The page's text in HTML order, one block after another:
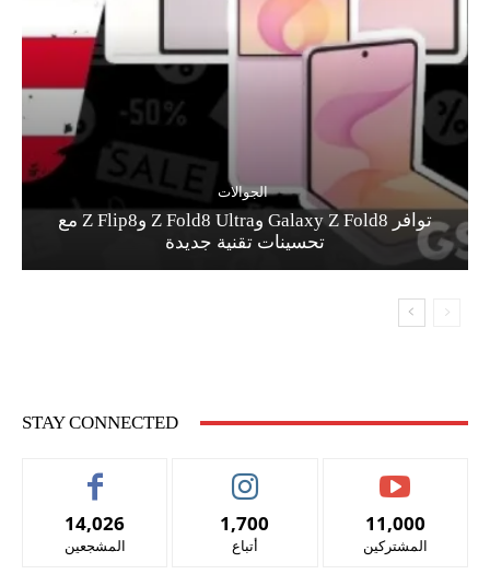
الجوالات
توافر Galaxy Z Fold8 وZ Fold8 Ultra وZ Flip8 مع
تحسينات تقنية جديدة
STAY CONNECTED
14,026
المشجعين
1,700
أتباع
11,000
المشتركين